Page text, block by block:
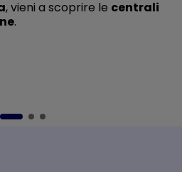
, vieni a scoprire le centrali
.